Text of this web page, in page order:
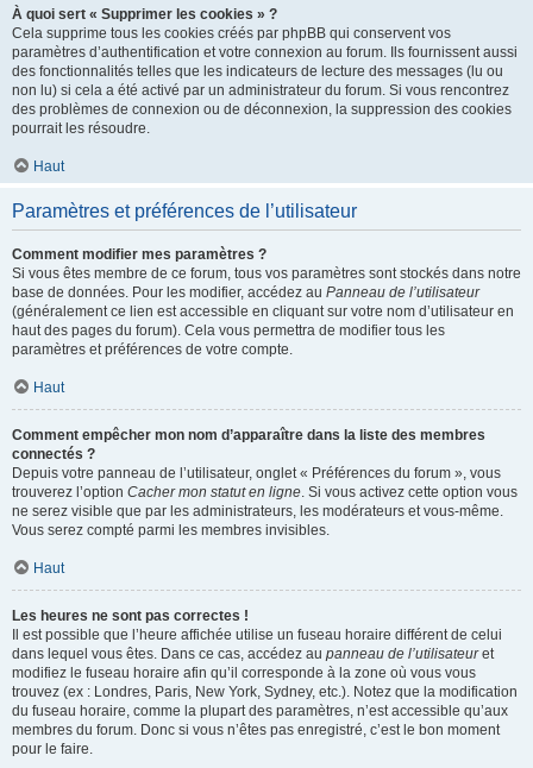
À quoi sert « Supprimer les cookies » ?
Cela supprime tous les cookies créés par phpBB qui conservent vos
paramètres d’authentification et votre connexion au forum. Ils fournissent aussi
des fonctionnalités telles que les indicateurs de lecture des messages (lu ou
non lu) si cela a été activé par un administrateur du forum. Si vous rencontrez
des problèmes de connexion ou de déconnexion, la suppression des cookies
pourrait les résoudre.
Haut
Paramètres et préférences de l’utilisateur
Comment modifier mes paramètres ?
Si vous êtes membre de ce forum, tous vos paramètres sont stockés dans notre
base de données. Pour les modifier, accédez au Panneau de l’utilisateur
(généralement ce lien est accessible en cliquant sur votre nom d’utilisateur en
haut des pages du forum). Cela vous permettra de modifier tous les
paramètres et préférences de votre compte.
Haut
Comment empêcher mon nom d’apparaître dans la liste des membres
connectés ?
Depuis votre panneau de l’utilisateur, onglet « Préférences du forum », vous
trouverez l’option Cacher mon statut en ligne. Si vous activez cette option vous
ne serez visible que par les administrateurs, les modérateurs et vous-même.
Vous serez compté parmi les membres invisibles.
Haut
Les heures ne sont pas correctes !
Il est possible que l’heure affichée utilise un fuseau horaire différent de celui
dans lequel vous êtes. Dans ce cas, accédez au panneau de l’utilisateuret
modifiez le fuseau horaire afin qu’il corresponde à la zone où vous vous
trouvez (ex : Londres, Paris, New York, Sydney, etc.). Notez que la modification
du fuseau horaire, comme la plupart des paramètres, n’est accessible qu’aux
membres du forum. Donc si vous n’êtes pas enregistré, c’est le bon moment
pour le faire.